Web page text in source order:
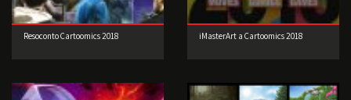
Resoconto Cartoomics 2018 iMasterArt a Cartoomics 2018